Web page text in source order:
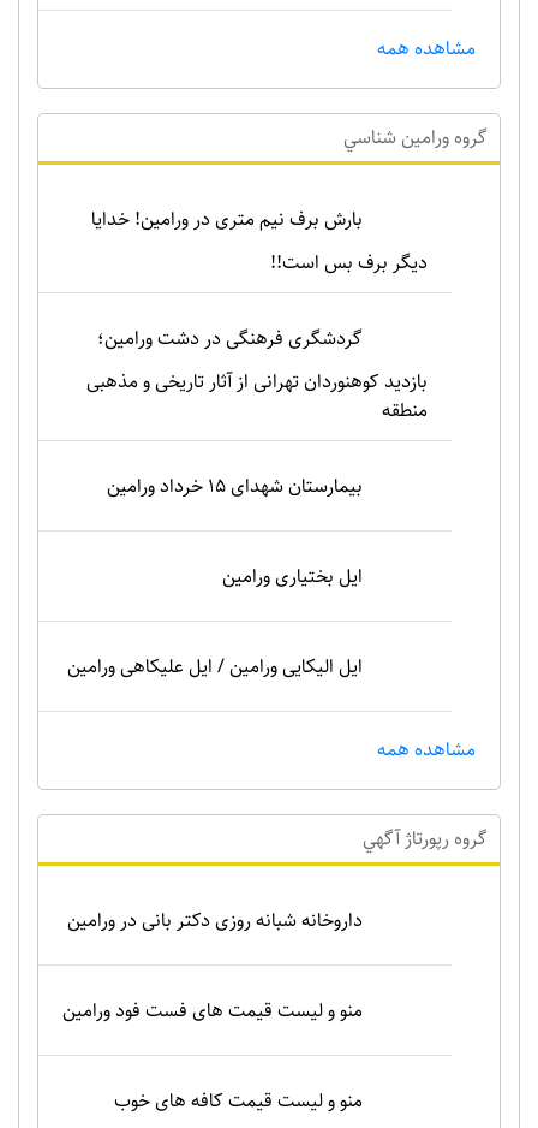
مشاهده همه
گروه ورامين شناسي
بارش برف نیم متری در ورامین! خدایا
دیگر برف بس است!!
گردشگری فرهنگی در دشت ورامین؛
بازدید کوهنوردان تهرانی از آثار تاریخی و مذهبی
منطقه
بیمارستان شهدای 15 خرداد ورامین
ایل بختیاری ورامین
ایل الیکایی ورامین / ایل علیکاهی ورامین
مشاهده همه
گروه رپورتاژ آگهي
داروخانه شبانه روزی دکتر بانی در ورامین
منو و لیست قیمت های فست فود ورامین
منو و لیست قیمت کافه های خوب